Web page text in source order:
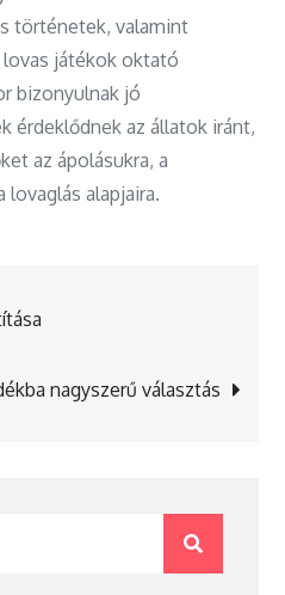
történetek, valamint
játékok oktató
bizonyulnak jó
érdeklődnek az állatok iránt,
az ápolásukra, a
lovaglás alapjaira.
nagyszerű választás